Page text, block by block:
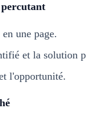
percutant
une page.
et la solution
l'opportunité.